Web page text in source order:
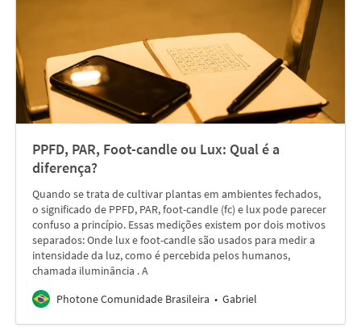
PPFD, PAR, Foot-candle ou Lux: Qual é a
diferença?
Quando se trata de cultivar plantas em ambientes fechados,
o significado de PPFD, PAR, foot-candle (fc) e lux pode parecer
confuso a princípio. Essas medições existem por dois motivos
separados: Onde lux e foot-candle são usados para medir a
intensidade da luz, como é percebida pelos humanos,
chamada iluminância . A
Photone Comunidade Brasileira
Gabriel